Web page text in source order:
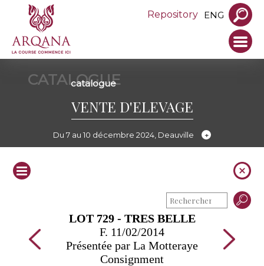
Repository ENG
CATALOGUE
catalogue
VENTE D'ELEVAGE
Du 7 au 10 décembre 2024, Deauville
LOT 729 - TRES BELLE
F. 11/02/2014
Présentée par La Motteraye
Consignment